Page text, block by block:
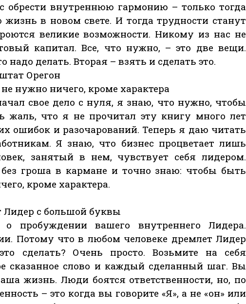
обрести внутреннюю гармонию – только тогда
в новом свете. И тогда трудности станут
великие возможности. Никому из нас не
капитал. Все, что нужно, – это две вещи.
надо делать. Вторая – взять и сделать это.
Орегон
нужно ничего, кроме характера
свое дело с нуля, я знаю, что нужно, чтобы
жаль, что я не прочитал эту книгу много лет
ошибок и разочарований. Теперь я даю читать
Я знаю, что бизнес процветает лишь
занятый в нем, чувствует себя лидером.
гроша в кармане и точно знаю: чтобы быть
кроме характера.
Лидер с большой буквы
о пробуждении вашего внутреннего Лидера.
Потому что в любом человеке дремлет Лидер
сделать? Очень просто. Возьмите на себя
сказанное слово и каждый сделанный шаг. Вы
жизнь. Люди боятся ответственности, но, по
– это когда вы говорите «Я», а не «он» или